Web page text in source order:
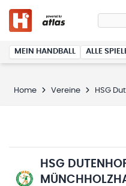
MEIN HANDBALL ALLE
Home Vereine HSG
HSG